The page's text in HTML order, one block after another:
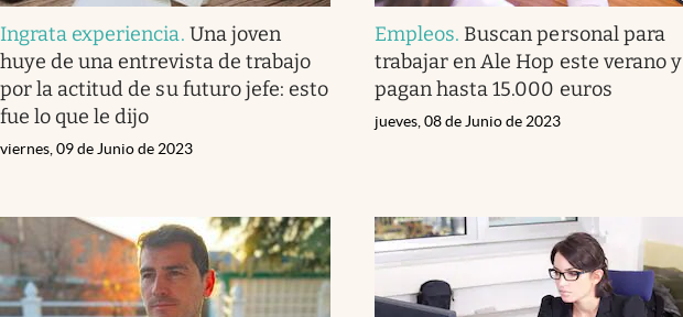
Ingrata experiencia. Una joven
huye de una entrevista de trabajo
por la actitud de su futuro jefe: esto
fue lo que le dijo
viernes, 09 de Junio de 2023
Empleos. Buscan personal para
trabajar en Ale Hop este verano y
pagan hasta 15.000 euros
jueves, 08 de Junio de 2023